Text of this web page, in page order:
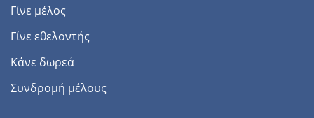
Γίνε μέλος
Γίνε εθελοντής
Κάνε δωρεά
Συνδρομή μέλους